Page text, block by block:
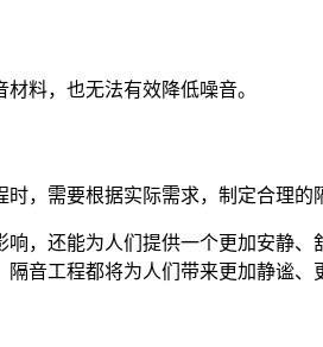
料，也无法有效降低噪音。
，需要根据实际需求，制定合理的
，还能为人们提供一个更加安静
音工程都将为人们带来更加静谧